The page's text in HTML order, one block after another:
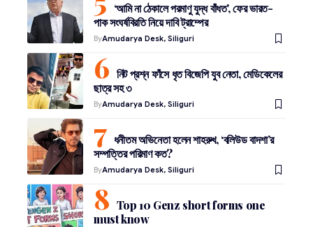
‘আমি না ঠেকালে পরমাণু যুদ্ধ বাঁধত’, ফের ভারত-
পাক সংঘর্ষবিরতি নিয়ে দাবি ট্রাম্পের
ByAmudarya Desk, Siliguri
নিট প্রশ্ন ফাঁসে ধৃত বিজেপি যুব নেতা, মেডিকেলের
ছাত্র সহ ৩
ByAmudarya Desk, Siliguri
ধনীতম অভিনেতা হলেন শাহরুখ, ‘বলিউড বাদশা’র
সম্পত্তির পরিমাণ কত?
ByAmudarya Desk, Siliguri
Top 10 Genz short forms one
must know